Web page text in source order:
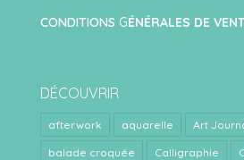
CONDITIONS GÉNÉRALES DE
DÉCOUVRIR
afterwork aquarelle Art
balade croquée Calligraphie